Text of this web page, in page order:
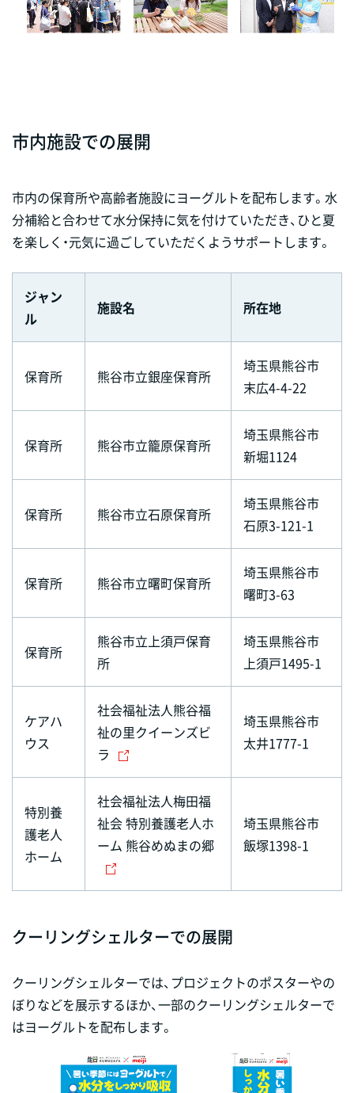
市内施設での展開
市内の保育所や高齢者施設にヨーグルトを配布します。水
分補給と合わせて水分保持に気を付けていただき、ひと夏
を楽しく・元気に過ごしていただくようサポートします。
ジャン
ル
施設名 所在地
保育所 熊谷市立銀座保育所
埼玉県熊谷市
末広4-4-22
保育所 熊谷市立籠原保育所
埼玉県熊谷市
新堀1124
保育所 熊谷市立石原保育所
埼玉県熊谷市
石原3-121-1
保育所 熊谷市立曙町保育所
埼玉県熊谷市
曙町3-63
保育所
熊谷市立上須戸保育
所
埼玉県熊谷市
上須戸1495-1
ケアハ
ウス
社会福祉法人熊谷福
祉の里クイーンズビ
ラ
埼玉県熊谷市
太井1777-1
特別養
護老人
ホーム
社会福祉法人梅田福
祉会 特別養護老人ホ
ーム 熊谷めぬまの郷
埼玉県熊谷市
飯塚1398-1
クーリングシェルターでの展開
クーリングシェルターでは、プロジェクトのポスターやの
ぼりなどを展示するほか、一部のクーリングシェルターで
はヨーグルトを配布します。